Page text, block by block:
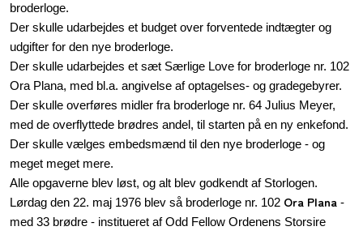
broderloge.
Der skulle udarbejdes et budget over forventede indtægter og
udgifter for den nye broderloge.
Der skulle udarbejdes et sæt Særlige Love for broderloge nr. 102
Ora Plana, med bl.a. angivelse af optagelses- og gradegebyrer.
Der skulle overføres midler fra broderloge nr. 64 Julius Meyer,
med de overflyttede brødres andel, til starten på en ny enkefond.
Der skulle vælges embedsmænd til den nye broderloge - og
meget meget mere.
Alle opgaverne blev løst, og alt blev godkendt af Storlogen.
Lørdag den 22. maj 1976 blev så broderloge nr. 102 Ora Plana -
med 33 brødre - institueret af Odd Fellow Ordenens Storsire